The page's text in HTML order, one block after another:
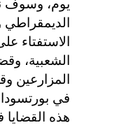
يوم، وسوف
الديمقراطي
الاستفتاء
الشعبية،
المزارعين
في
هذه القضايا